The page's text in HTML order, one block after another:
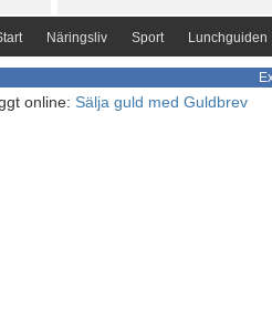
Näringsliv Sport Lunchguiden
online: Sälja guld med Guldbrev